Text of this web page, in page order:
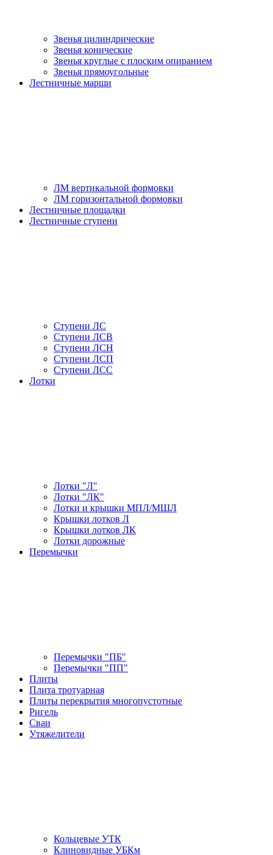
Звенья цилиндрические
Звенья конические
Звенья круглые с плоским опиранием
Звенья прямоугольные
Лестничные марши
ЛМ вертикальной формовки
ЛМ горизонтальной формовки
Лестничные площадки
Лестничные ступени
Ступени ЛС
Ступени ЛСВ
Ступени ЛСН
Ступени ЛСП
Ступени ЛСС
Лотки
Лотки "Л"
Лотки "ЛК"
Лотки и крышки МПЛ/МШЛ
Крышки лотков Л
Крышки лотков ЛК
Лотки дорожные
Перемычки
Перемычки "ПБ"
Перемычки "ПП"
Плиты
Плита тротуарная
Плиты перекрытия многопустотные
Ригель
Сваи
Утяжелители
Кольцевые УТК
Клиновидные УБКм